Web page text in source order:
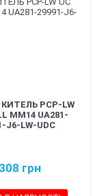
КИТЕЛЬ PCP-LW
MM14 UA281-
J6-LW-UDC
грн